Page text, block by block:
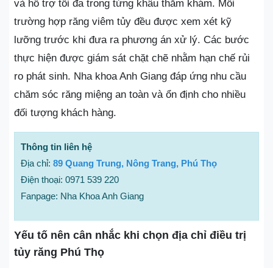
và hỗ trợ tối đa trong từng khâu thăm khám. Mỗi
trường hợp răng viêm tủy đều được xem xét kỹ
lưỡng trước khi đưa ra phương án xử lý. Các bước
thực hiện được giám sát chặt chẽ nhằm hạn chế rủi
ro phát sinh. Nha khoa Anh Giang đáp ứng nhu cầu
chăm sóc răng miệng an toàn và ổn định cho nhiều
đối tượng khách hàng.
Thông tin liên hệ
Địa chỉ: 89 Quang Trung, Nông Trang, Phú Thọ
Điện thoại: 0971 539 220
Fanpage: Nha Khoa Anh Giang
Yếu tố nên cân nhắc khi chọn địa chỉ điều trị
tủy răng Phú Thọ